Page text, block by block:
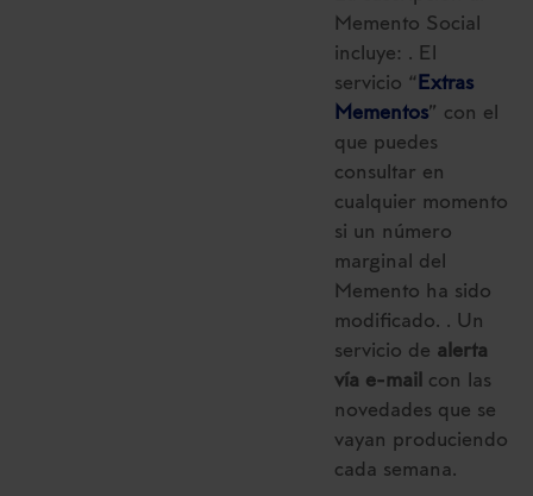
Memento Social
incluye: . El
servicio “Extras
Mementos” con el
que puedes
consultar en
cualquier momento
si un número
marginal del
Memento ha sido
modificado. . Un
servicio de alerta
vía e-mail con las
novedades que se
vayan produciendo
cada semana.